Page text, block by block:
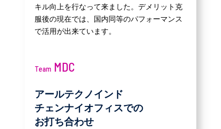
キル向上を行なって来ました。デメリット克
服後の現在では、国内同等のパフォーマンス
で活用が出来ています。
Team MDC
アールテクノインド
チェンナイオフィスでの
お打ち合わせ